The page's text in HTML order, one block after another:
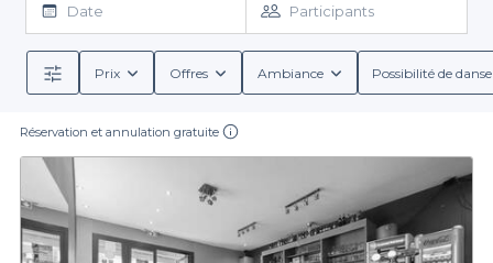
Date Participants
Prix Offres Ambiance Possibilité de
Réservation et annulation gratuite